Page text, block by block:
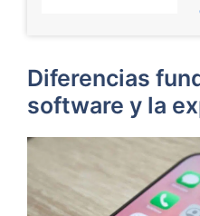
Diferencias
software y la